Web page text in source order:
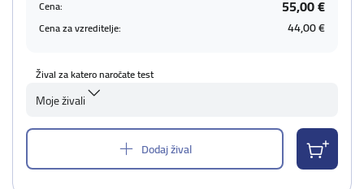
Cena: 55,00 €
Cena za vzreditelje: 44,00 €
Žival za katero naročate test
Moje živali
Dodaj žival